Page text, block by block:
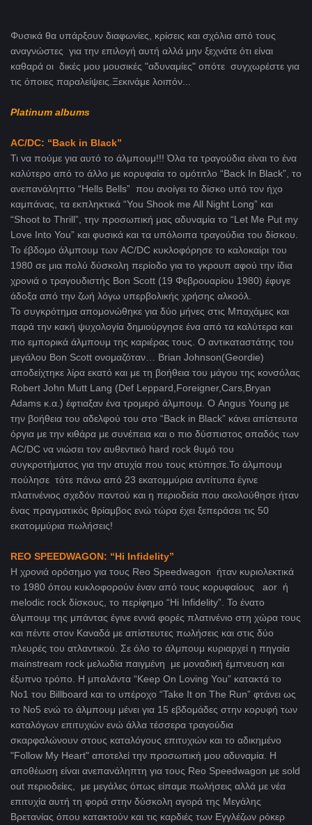
Φυσικά θα υπάρξουν διαφωνίες, κρίσεις και σχόλια από τους
αναγνώστες για την επιλογή αυτή αλλά μην ξεχνάτε ότι είναι
καθαρά οι δικές μου μουσικές "αδυναμίες" οπότε συγχωρέστε για
τις όποιες παραλείψεις.Ξεκινάμε λοιπόν...
Platinum albums
AC/DC: “Back in Black”
Τι να πούμε για αυτό το άλμπουμ!!! Όλα τα τραγούδια είναι το ένα
καλύτερο από το άλλο με κορυφαία το ομότιτλο “Back In Black”, το
ανεπανάληπτο “Hells Bells” που ανοίγει το δίσκο υπό τον ήχο
καμπάνας, τα εκπληκτικά “You Shook me All Night Long” και
“Shoot to Thrill”, την προσωπική μας αδυναμία το “Let Me Put my
Love Into You” και φυσικά και τα υπόλοιπα τραγούδια του δίσκου.
Το έβδομο άλμπουμ των AC/DC κυκλοφόρησε το καλοκαίρι του
1980 σε μια πολύ δύσκολη περίοδο για το γκρουπ αφού την ίδια
χρονιά ο τραγουδιστής Bon Scott (19 Φεβρουαρίου 1980) έφυγε
άδοξα από την ζωή λόγω υπερβολικής χρήσης αλκοόλ.
Το συγκρότημα απομονώθηκε για δύο μήνες στις Μπαχάμες και
παρά την κακή ψυχολογία δημιούργησε ένα από τα καλύτερα και
πιο εμπορικά άλμπουμ της καριέρας τους. Ο αντικαταστάτης του
μεγάλου Bon Scott ονομαζόταν… Brian Johnson(Geordie)
αποδείχτηκε λίρα εκατό και με τη βοήθεια του μάγου της κονσόλας
Robert John Mutt Lang (Def Leppard,Foreigner,Cars,Bryan
Adams κ.α.) έφτιαξαν ένα τρομερό άλμπουμ. Ο Angus Young με
την βοήθεια του αδελφού του στο “Back in Black” κάνει απίστευτα
όργια με την κιθάρα με συνέπεια και ο πιο δύσπιστος οπαδός των
AC/DC να νιώσει τον αυθεντικό hard rock θυμό του
συγκροτήματος για την ατυχία που τους κτύπησε.Το άλμπουμ
πούλησε τότε πάνω από 23 εκατομμύρια αντίτυπα έγινε
πλατινένιος σχεδόν παντού και η περιοδεία που ακολούθησε ήταν
ένας πραγματικός θρίαμβος ενώ τώρα έχει ξεπεράσει τις 50
εκατομμύρια πωλήσεις!
REO SPEEDWAGON: “Hi Infidelity”
Η χρονιά ορόσημο για τους Reo Speedwagon ήταν κυριολεκτικά
το 1980 όπου κυκλοφορούν έναν από τους κορυφαίους aor ή
melodic rock δίσκους, το περίφημο “Hi Infidelity”. To ένατο
άλμπουμ της μπάντας έγινε εννιά φορές πλατινένιο στη χώρα τους
και πέντε στον Καναδά με απίστευτες πωλήσεις και στις δύο
πλευρές του ατλαντικού. Σε όλο το άλμπουμ κυριαρχεί η πηγαία
mainstream rock μελωδία παιγμένη με μοναδική έμπνευση και
έξυπνο τρόπο. Η μπαλάντα “Keep On Loving You” κατακτά το
Νο1 του Billboard και το υπέροχο “Take It on The Run” φτάνει ως
το Νο5 ενώ το άλμπουμ μένει για 15 εβδομάδες στην κορυφή των
καταλόγων επιτυχιών ενώ άλλα τέσσερα τραγούδια
σκαρφαλώνουν στους καταλόγους επιτυχιών και το αδικημένο
"Follow My Heart" αποτελεί την προσωπική μου αδυναμία. Η
αποθέωση είναι ανεπανάληπτη για τους Reo Speedwagon με sold
out περιοδείες, με μεγάλες όπως είπαμε πωλήσεις αλλά με νέα
επιτυχία αυτή τη φορά στην δύσκολη αγορά της Μεγάλης
Βρετανίας όπου κατακτούν και τις καρδιές των Εγγλέζων ρόκερ